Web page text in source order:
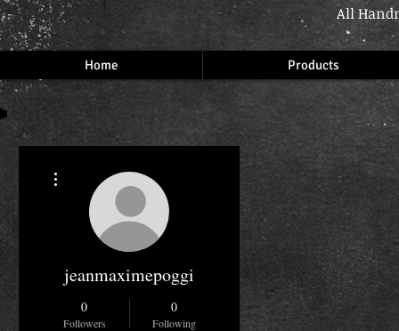
All
Home Products
jeanmaximepoggi
0
Followers
0
Following